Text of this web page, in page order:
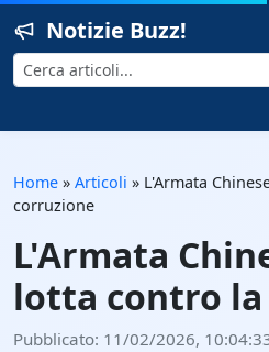
Notizie Buzz!
Cerca
Home » Articoli » L'Armata
corruzione
L'Armata
lotta contro
Pubblicato: 11/02/2026,